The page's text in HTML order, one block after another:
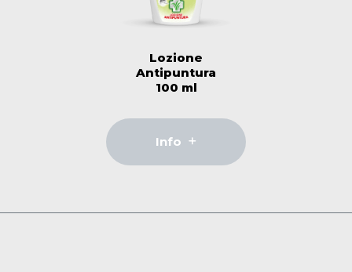
Lozione
Antipuntura
100 ml
Info